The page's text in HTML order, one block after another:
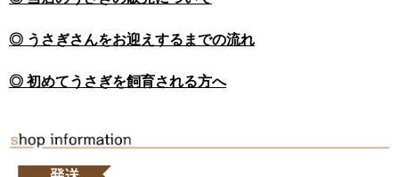
◎ うさぎさんをお迎えするまでの流れ
◎ 初めてうさぎを飼育される方へ